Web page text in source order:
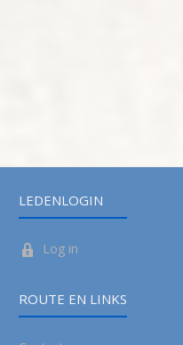
LEDENLOGIN
Log in
ROUTE EN LINKS